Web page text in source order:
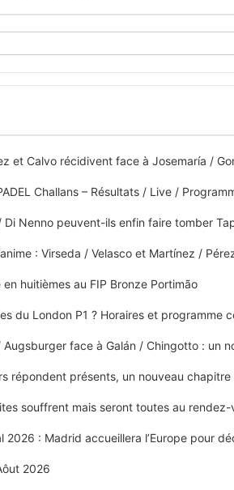
et Calvo récidivent face à Josemaría /
Challans – Résultats / Live /
Di Nenno peuvent-ils enfin faire tomber
: Virseda / Velasco et Martínez /
en huitièmes au FIP Bronze Portimão
du London P1 ? Horaires et programme
Augsburger face à Galán / Chingotto : un
répondent présents, un nouveau
souffrent mais seront toutes au
2026 : Madrid accueillera l’Europe pour
2026